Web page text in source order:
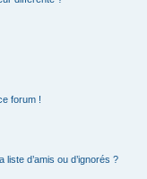
forum !
d’amis ou d’ignorés ?